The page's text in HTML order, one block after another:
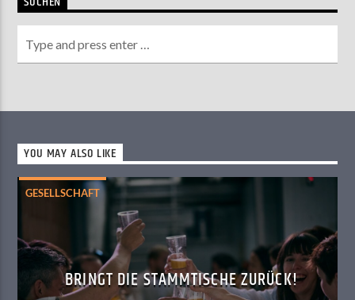
YOU MAY ALSO LIKE
GESELLSCHAFT
BRINGT DIE STAMMTISCHE ZURÜCK!